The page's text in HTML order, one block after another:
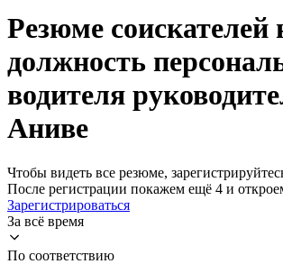
Резюме соискателей
должность
водителя
Аниве
Чтобы видеть все резюме,
После регистрации покажем ещё 4 и
Зарегистрироваться
За всё время
По соответствию